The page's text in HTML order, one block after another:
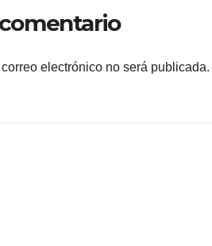
electrónico no será publicada.